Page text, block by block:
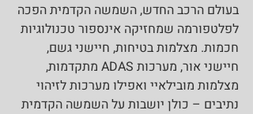
בעולם הרכב החדש, השמשה הקדמית הפכה
לפלטפורמה שמחזיקה אינספור טכנולוגיות
חכמות. מצלמות בטיחות, חיישני גשם,
חיישני אור, מערכות ADAS מתקדמות,
מצלמות מובילאיי ואפילו מערכות לזיהוי
נתיבים – כולן יושבות על השמשה הקדמית